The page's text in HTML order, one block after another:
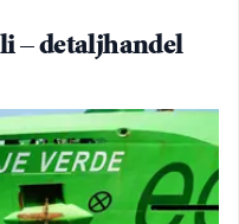
– detaljhandel